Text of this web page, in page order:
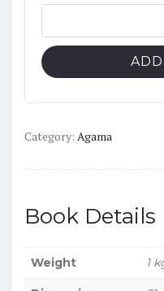
DENGAN
CINTA
Kumpulan
Masjid
quantity
Category: Agama
Book Details
Weight 1